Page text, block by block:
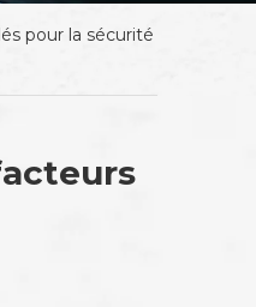
pour la sécurité